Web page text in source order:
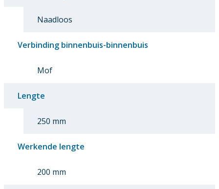
Naadloos
Verbinding binnenbuis-binnenbuis
Mof
Lengte
250 mm
Werkende lengte
200 mm